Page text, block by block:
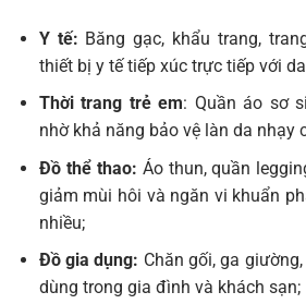
Y tế: Băng gạc, khẩu trang,
thiết bị y tế tiếp xúc trực tiếp với
Thời trang trẻ em: Quần áo sơ
nhờ khả năng bảo vệ làn da nhạy
Đồ thể thao: Áo thun, quần
giảm mùi hôi và ngăn vi khuẩn
nhiều;
Đồ gia dụng: Chăn gối, ga
dùng trong gia đình và khách sạn;